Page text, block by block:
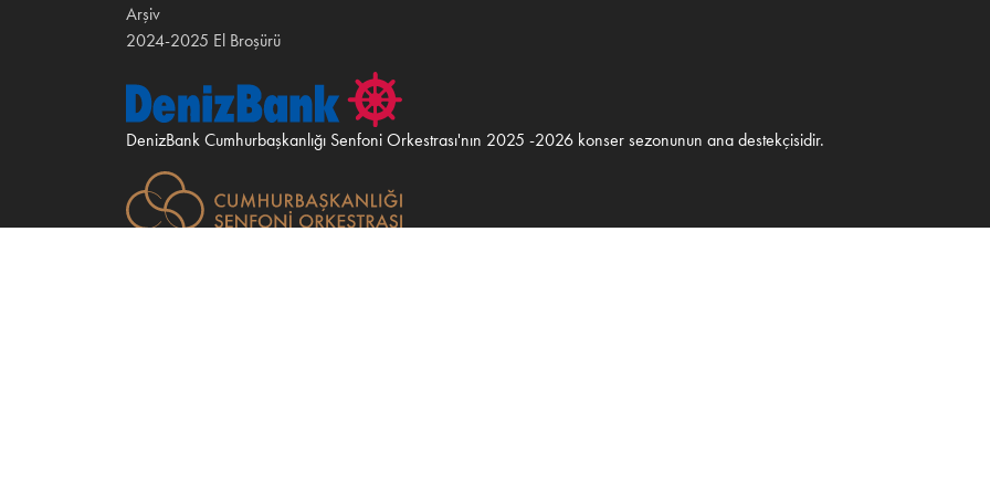
Arşiv
2024-2025 El Broşürü
DenizBank Cumhurbaşkanlığı Senfoni Orkestrası'nın 2025 -2026 konser sezonunun ana destekçisidir.